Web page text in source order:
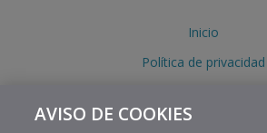
Inicio
Política de privacidad
Aviso legal
AVISO DE COOKIES